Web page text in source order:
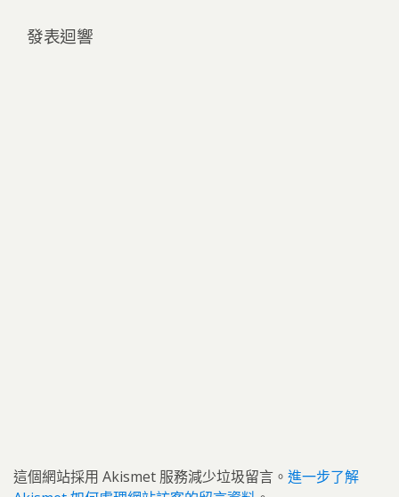
發表迴響
這個網站採用 Akismet 服務減少垃圾留言。 進一步了解